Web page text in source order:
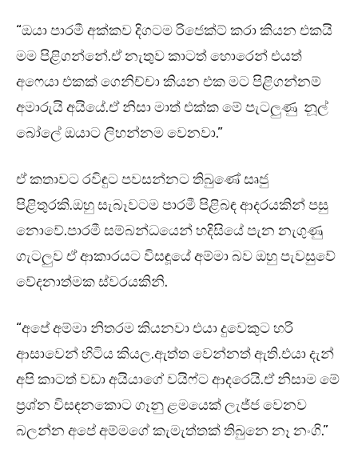
“ඔයා පාරමී අක්කව දිගටම රිජෙක්ට් කරා කියන එකයි
මම පිළිගන්නේ.ඒ නැතුව කාටත් හොරෙන් එයත්
අෆෙයා එකක් ගෙනිච්චා කියන එක මට පිළිගන්නම්
අමාරුයි අයියේ.ඒ නිසා මාත් එක්ක මේ පැටලුණු නූල්
බෝලේ ඔයාට ලිහන්නම වෙනවා.”
ඒ කතාවට රවිඳුට පවසන්නට තිබුණේ සෘජු
පිළිතුරකි.ඔහු සැබෑවටම පාරමී පිළිබඳ ආදරයකින් පසු
නොවේ.පාරමී සම්බන්ධයෙන් හදිසියේ පැන නැගුණු
ගැටලුව ඒ ආකාරයට විසඳූයේ අම්මා බව ඔහු පැවසුවේ
වේදනාත්මක ස්වරයකිනි.
“අපේ අම්මා නිතරම කියනවා එයා දුවෙකුට හරි
ආසාවෙන් හිටිය කියල.ඇත්ත වෙන්නත් ඇති.එයා දැන්
අපි කාටත් වඩා අයියාගේ වයිෆ්ට ආදරෙයි.ඒ නිසාම මේ
ප්‍රශ්න විසඳනකොට ගෑනු ළමයෙක් ලැජ්ජ වෙනව
බලන්න අපේ අම්මගේ කැමැත්තක් තිබුනෙ නෑ නංගි.”